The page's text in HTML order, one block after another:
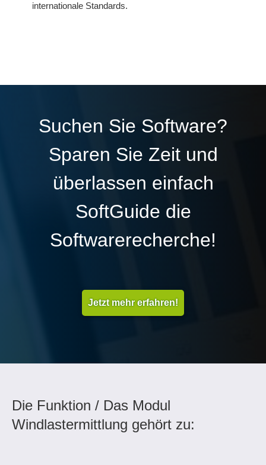
internationale Standards.
Suchen Sie Software?
Sparen Sie Zeit und
überlassen einfach
SoftGuide die
Softwarerecherche!
Jetzt mehr erfahren!
Die Funktion / Das Modul
Windlastermittlung gehört zu: